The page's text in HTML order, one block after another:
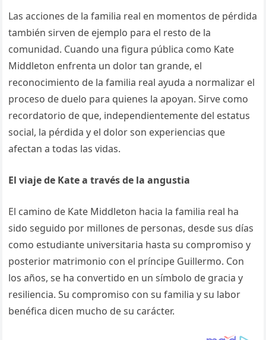
Las acciones de la familia real en momentos de pérdida
también sirven de ejemplo para el resto de la
comunidad. Cuando una figura pública como Kate
Middleton enfrenta un dolor tan grande, el
reconocimiento de la familia real ayuda a normalizar el
proceso de duelo para quienes la apoyan. Sirve como
recordatorio de que, independientemente del estatus
social, la pérdida y el dolor son experiencias que
afectan a todas las vidas.
El viaje de Kate a través de la angustia
El camino de Kate Middleton hacia la familia real ha
sido seguido por millones de personas, desde sus días
como estudiante universitaria hasta su compromiso y
posterior matrimonio con el príncipe Guillermo. Con
los años, se ha convertido en un símbolo de gracia y
resiliencia. Su compromiso con su familia y su labor
benéfica dicen mucho de su carácter.